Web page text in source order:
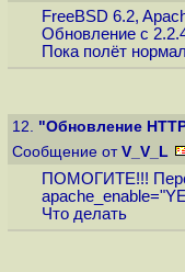
FreeBSD 6.2,
Обновление с
Пока полёт
12. "Обновление
Сообщение от V_V_L
ПОМОГИТЕ!!!
Что делать